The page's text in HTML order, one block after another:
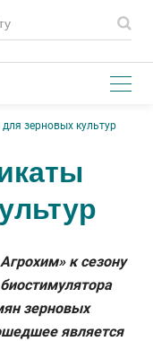
зерновых культур
к сезону
зерновых
является